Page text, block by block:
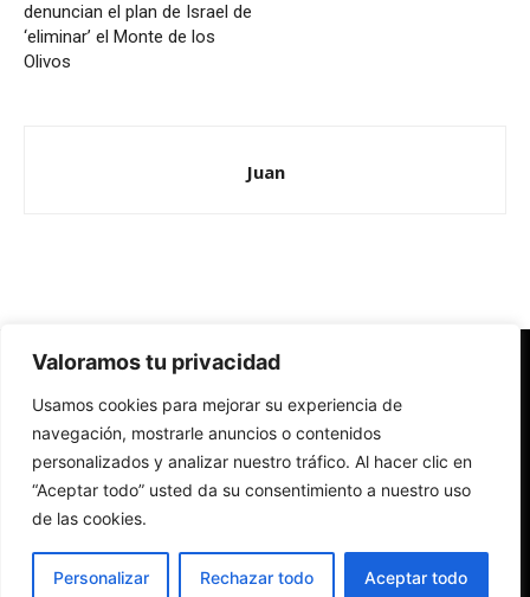
Valoramos tu privacidad
Usamos cookies para mejorar su experiencia de
navegación, mostrarle anuncios o contenidos
personalizados y analizar nuestro tráfico. Al hacer clic en
“Aceptar todo” usted da su consentimiento a nuestro uso
de las cookies.
Personalizar Rechazar todo Aceptar todo
denuncian el plan de Israel de
‘eliminar’ el Monte de los
Olivos
Juan
Redes Cristianas
Una mirada alternativa sobre la Iglesia católica y la sociedad
- Colectivos de Redes Cristianas